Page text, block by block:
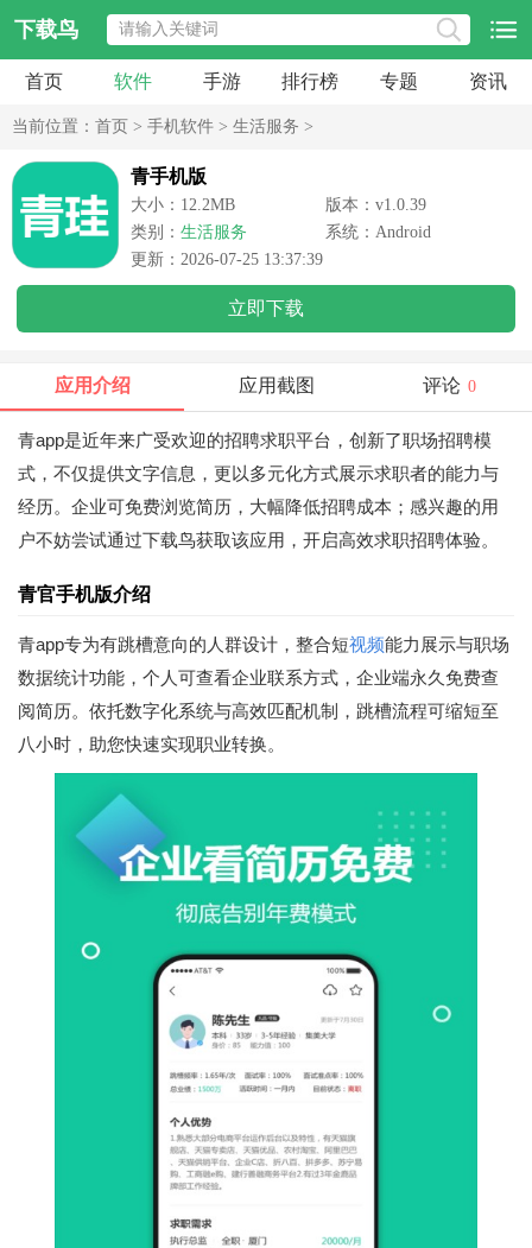
下载鸟
首页 软件 手游 排行榜 专题 资讯
当前位置： 首页 > 手机软件 > 生活服务 >
青手机版
大小：12.2MB
版本：v1.0.39
类别： 生活服务
系统：Android
更新：2026-07-25 13:37:39
立即下载
应用介绍 应用截图 评论 0
青app是近年来广受欢迎的招聘求职平台，创新了职场招聘模
式，不仅提供文字信息，更以多元化方式展示求职者的能力与
经历。企业可免费浏览简历，大幅降低招聘成本；感兴趣的用
户不妨尝试通过下载鸟获取该应用，开启高效求职招聘体验。
青官手机版介绍
青app专为有跳槽意向的人群设计，整合短视频能力展示与职场
数据统计功能，个人可查看企业联系方式，企业端永久免费查
阅简历。依托数字化系统与高效匹配机制，跳槽流程可缩短至
八小时，助您快速实现职业转换。